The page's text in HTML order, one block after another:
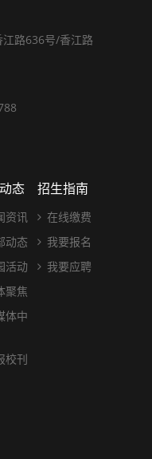
路636号/香江路
态
资讯
动态
活动
聚焦
体中
校刊
招生指南
在线缴费
我要报名
我要应聘